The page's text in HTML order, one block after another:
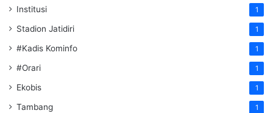
Institusi 1
Stadion Jatidiri 1
#Kadis Kominfo 1
#Orari 1
Ekobis 1
Tambang 1